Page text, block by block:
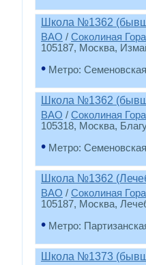
Школа №1362
ВАО / Соколиная Гора
105187, Москва,
• Метро: Семеновская
Школа №1362
ВАО / Соколиная Гора
105318, Москва,
• Метро: Семеновская
Школа №1362
ВАО / Соколиная Гора
105187, Москва,
• Метро:
Школа №1373